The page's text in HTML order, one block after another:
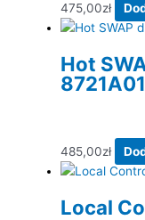
475,00zł
Hot
485,00zł
Local